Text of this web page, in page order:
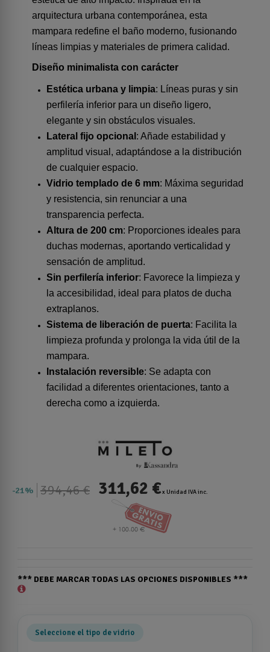
arquitectura urbana contemporánea, esta
mampara redefine el baño moderno, fusionando
líneas limpias y materiales de primera calidad.
Diseño minimalista con carácter
Estética urbana y limpia: Líneas puras y sin
perfilería inferior para un diseño ligero,
elegante y sin obstáculos visuales.
Lateral fijo opcional : Añade estabilidad y
amplitud visual, adaptándose a la distribución
de cualquier espacio.
Vidrio templado de 6 mm: Máxima seguridad
y resistencia, sin renunciar a una
transparencia perfecta.
Altura de 200 cm: Proporciones ideales para
duchas modernas, aportando verticalidad y
sensación de amplitud.
Sin perfilería inferior: Favorece la limpieza y
la accesibilidad, ideal para platos de ducha
extraplanos.
Sistema de liberación de puerta: Facilita la
limpieza profunda y prolonga la vida útil de la
mampara.
Instalación reversible: Se adapta con
facilidad a diferentes orientaciones, tanto a
derecha como a izquierda.
21% 394,46 € 311,62 €x Unidad IVA inc.
*** DEBE MARCAR TODAS LAS OPCIONES DISPONIBLES ***
Seleccione el tipo de vidrio